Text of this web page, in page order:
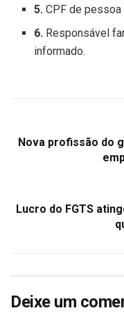
5.CPF de pessoa
6. Responsável
informado.
Nova profissão do
Lucro do FGTS
Deixe um